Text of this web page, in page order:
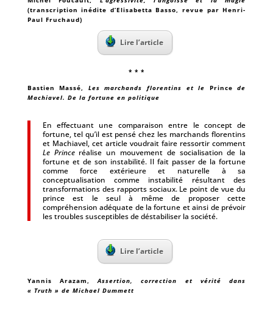
(transcription inédite d’Elisabetta Basso, revue par Henri-
Paul Fruchaud)
Lire l’article
* * *
Bastien Massé, Les marchands florentins et le Prince de
Machiavel. De la fortune en politique
En effectuant une comparaison entre le concept de
fortune, tel qu’il est pensé chez les marchands florentins
et Machiavel, cet article voudrait faire ressortir comment
Le Princeréalise un mouvement de socialisation de la
fortune et de son instabilité. Il fait passer de la fortune
comme force extérieure et naturelle à sa
conceptualisation comme instabilité résultant des
transformations des rapports sociaux. Le point de vue du
prince est le seul à même de proposer cette
compréhension adéquate de la fortune et ainsi de prévoir
les troubles susceptibles de déstabiliser la société.
Lire l’article
Yannis Arazam,Assertion, correction et vérité dans
« Truth » de Michael Dummett